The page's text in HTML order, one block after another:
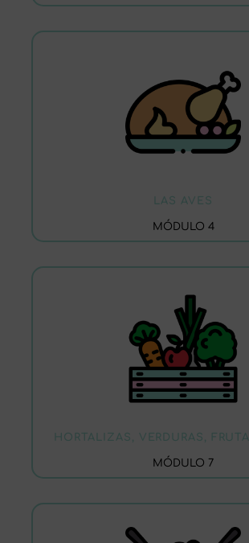
LAS AVES
MÓDULO 4
HORTALIZAS, VERDURAS,
MÓDULO 7